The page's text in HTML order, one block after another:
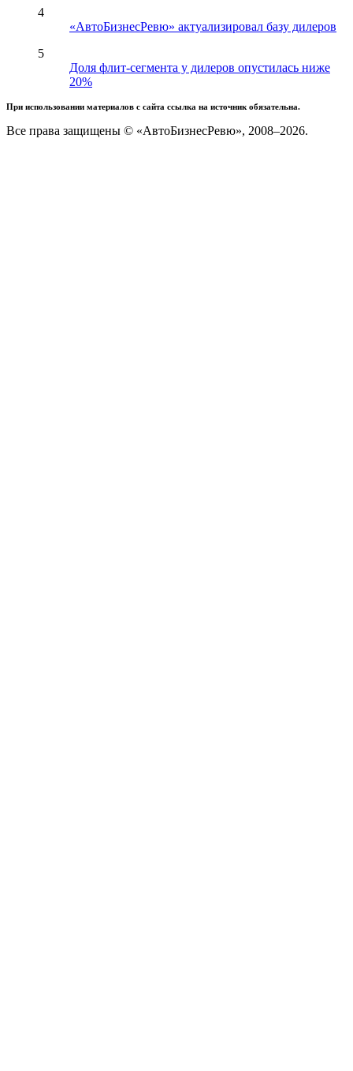
4
«АвтоБизнесРевю» актуализировал базу дилеров
5
Доля флит-сегмента у дилеров опустилась ниже
20%
При использовании материалов с сайта ссылка на источник обязательна.
Все права защищены © «АвтоБизнесРевю», 2008–2026.